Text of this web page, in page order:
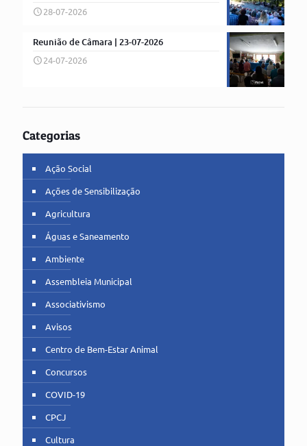
28-07-2026
Reunião de Câmara | 23-07-2026
24-07-2026
Categorias
Ação Social
Ações de Sensibilização
Agricultura
Águas e Saneamento
Ambiente
Assembleia Municipal
Associativismo
Avisos
Centro de Bem-Estar Animal
Concursos
COVID-19
CPCJ
Cultura